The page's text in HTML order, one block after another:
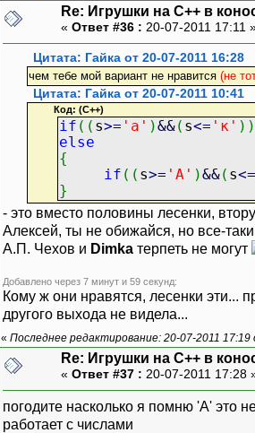
Re: Игрушки на С++ в
« Ответ #36 : 20-07-2011 17:11
Цитата: Гайка от 20-07-2011 16:28
чем тебе мой вариант не нравится (не
Цитата: Гайка от 20-07-2011 10:41
Код: (C++)
if ( ( s>= 'а' )&&( s<= 'к' ) )
else
{
if ( ( s>= 'А' )&&( s<=
}
- это вместо половины лесенки,
Алексей, ты не обижайся, но все-
А.П. Чехов и Dimka терпеть не могут
Добавлено через 7 минут и 59 секунд:
Кому ж они нравятся, лесенки эти...
другого выхода не видела...
« Последнее редактирование: 20-07-2011 17:19
Re: Игрушки на С++ в
« Ответ #37 : 20-07-2011 17:28
погодите насколько я помню 'A' это
работает с числами